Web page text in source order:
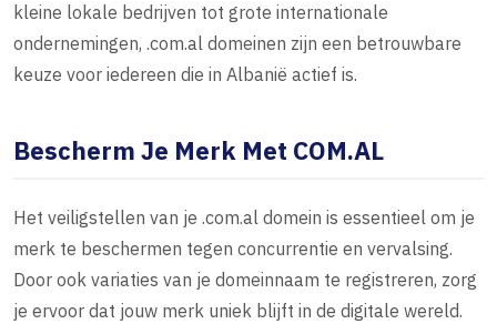
kleine lokale bedrijven tot grote internationale
ondernemingen, .com.al domeinen zijn een betrouwbare
keuze voor iedereen die in Albanië actief is.
Bescherm Je Merk Met COM.AL
Het veiligstellen van je .com.al domein is essentieel om je
merk te beschermen tegen concurrentie en vervalsing.
Door ook variaties van je domeinnaam te registreren, zorg
je ervoor dat jouw merk uniek blijft in de digitale wereld.